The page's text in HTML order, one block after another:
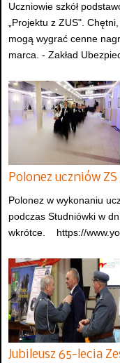
Uczniowie szkół
„Projektu z ZUS".
mogą wygrać cenne
marca. - Zakład
Polonez uczniów
Polonez w wykonaniu
podczas Studniówki w
wkrótce. https://
Jubileusz 65-lecia